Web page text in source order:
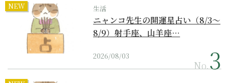
NEW 生活
ニャンコ先生の開運星占い（8/3～
8/9）射手座、山羊座…
2026/08/03
No.